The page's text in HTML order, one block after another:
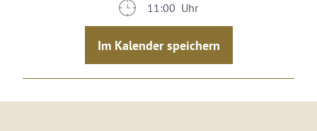
11:00 Uhr
Im Kalender speichern